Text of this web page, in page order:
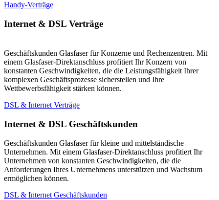
Handy-Verträge
Internet & DSL Verträge
Geschäftskunden Glasfaser für Konzerne und Rechenzentren. Mit
einem Glasfaser-Direktanschluss profitiert Ihr Konzern von
konstanten Geschwindigkeiten, die die Leistungsfähigkeit Ihrer
komplexen Geschäftsprozesse sicherstellen und Ihre
Wettbewerbsfähigkeit stärken können.
DSL & Internet Verträge
Internet & DSL Geschäftskunden
Geschäftskunden Glasfaser für kleine und mittelständische
Unternehmen. Mit einem Glasfaser-Direktanschluss profitiert Ihr
Unternehmen von konstanten Geschwindigkeiten, die die
Anforderungen Ihres Unternehmens unterstützen und Wachstum
ermöglichen können.
DSL & Internet Geschäftskunden